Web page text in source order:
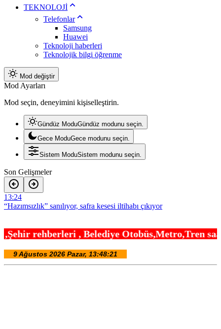
TEKNOLOJİ
Telefonlar
Samsung
Huawei
Teknoloji haberleri
Teknolojik bilgi öğrenme
Mod değiştir
Mod Ayarları
Mod seçin, deneyimini kişiselleştirin.
Gündüz ModuGündüz modunu seçin.
Gece ModuGece modunu seçin.
Sistem ModuSistem modunu seçin.
Son Gelişmeler
13:24
“Hazımsızlık” sanılıyor, safra kesesi iltihabı çıkıyor
Bursa Keles’te yollar hem yenileniyor, hem genişliyor
13:12
İstanbul’da tarihi mezar taşlarına saldırı sonrası restorasyon
, Belediye Otobüs,Metro,Tren saatleri